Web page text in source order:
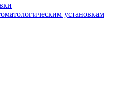
установкам